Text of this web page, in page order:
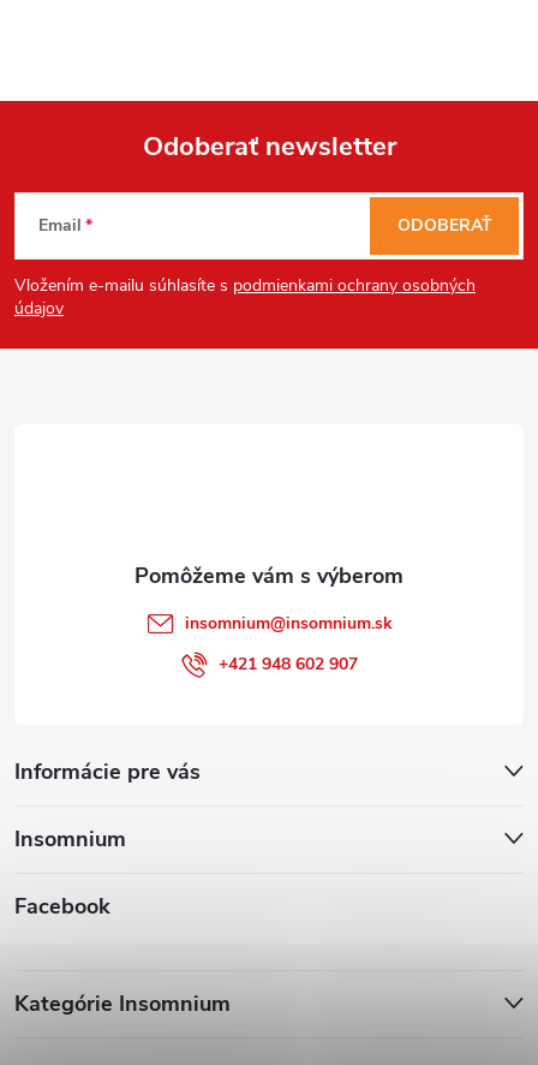
Z
á
p
Odoberať newsletter
Email
Vložením e-mailu súhlasíte s podmienkami ochrany osobných
údajov
ODOBERAŤ
Informácie pre vás
Insomnium
Facebook
insomnium@insomnium.sk
+421 948 602 907
Kategórie Insomnium